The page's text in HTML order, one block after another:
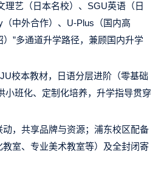
理艺（日本名校）、SGU英语（日
中外合作）、U-Plus（国内高
”多通道升学路径，兼顾国内升学
校本教材，日语分层进阶（零基础
小班化、定制化培养，升学指导贯穿
，共享品牌与资源；浦东校区配备
室、专业美术教室等）及全封闭寄